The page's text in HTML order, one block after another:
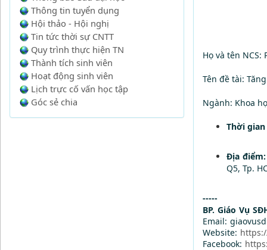
Thông tin tuyển dụng
Hội thảo - Hội nghị
Tin tức thời sự CNTT
Quy trình thực hiện TN
Thành tích sinh viên
Hoạt động sinh viên
Lịch trực cố vấn học tập
Góc sẻ chia
Họ và tên
Tên đề tài:
Ngành: Khoa
Thời gian
Địa điểm:
Q5, Tp.
-----
BP. Giáo Vụ
Email:
Website:
Facebook: